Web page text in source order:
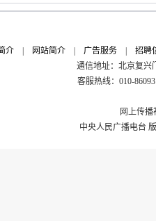
介 网站简介 广告服务
招聘
通信地址：北京复兴
客服热线：010-
网上传播
中央人民广播电台